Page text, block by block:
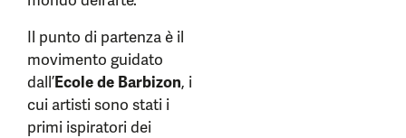
Il punto di partenza è il
movimento guidato
dall’Ecole de Barbizon, i
cui artisti sono stati i
primi ispiratori dei